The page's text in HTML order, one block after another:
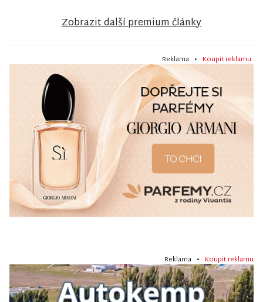
Zobrazit další premium články
Reklama • Koupit reklamu
Reklama • Koupit reklamu